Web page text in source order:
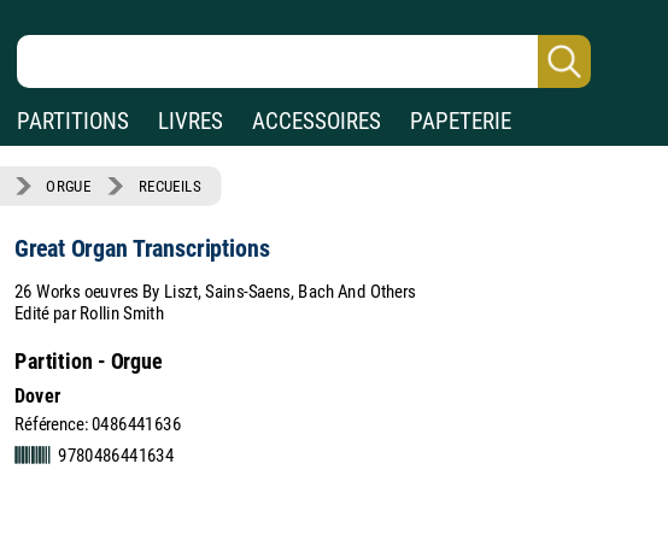
PARTITIONS LIVRES ACCESSOIRES PAPETERIE
ORGUE RECUEILS
Great Organ Transcriptions
26 Works oeuvres By Liszt, Sains-Saens, Bach And Others
Edité par Rollin Smith
Partition - Orgue
Dover
Référence: 0486441636
9780486441634